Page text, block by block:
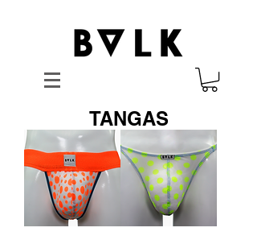
TANGAS